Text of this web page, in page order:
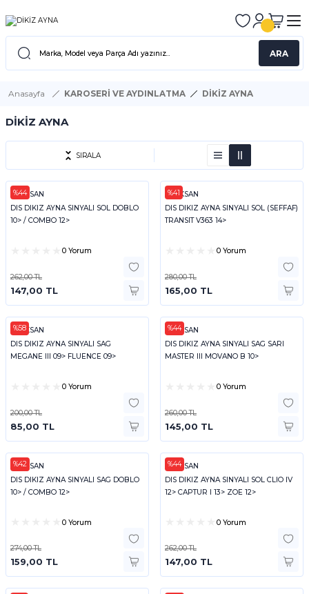
ARA
Anasayfa KAROSERİ VE AYDINLATMA DİKİZ AYNA
DİKİZ AYNA
SIRALA
%44
PLEKSAN
DIS DIKIZ AYNA SINYALI SOL DOBLO
10> / COMBO 12>
0 Yorum
262,00 TL
147,00 TL
%41
PLEKSAN
DIS DIKIZ AYNA SINYALI SOL (SEFFAF)
TRANSIT V363 14>
0 Yorum
280,00 TL
165,00 TL
%58
PLEKSAN
DIS DIKIZ AYNA SINYALI SAG
MEGANE III 09> FLUENCE 09>
0 Yorum
200,00 TL
85,00 TL
%44
PLEKSAN
DIS DIKIZ AYNA SINYALI SAG SARI
MASTER III MOVANO B 10>
0 Yorum
260,00 TL
145,00 TL
%42
PLEKSAN
DIS DIKIZ AYNA SINYALI SAG DOBLO
10> / COMBO 12>
0 Yorum
274,00 TL
159,00 TL
%44
PLEKSAN
DIS DIKIZ AYNA SINYALI SOL CLIO IV
12> CAPTUR I 13> ZOE 12>
0 Yorum
262,00 TL
147,00 TL